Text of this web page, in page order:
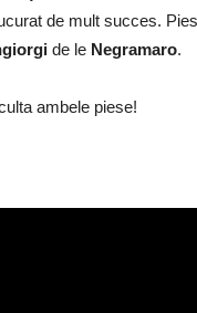
de mult succes.
de le Negramaro.
ambele piese!